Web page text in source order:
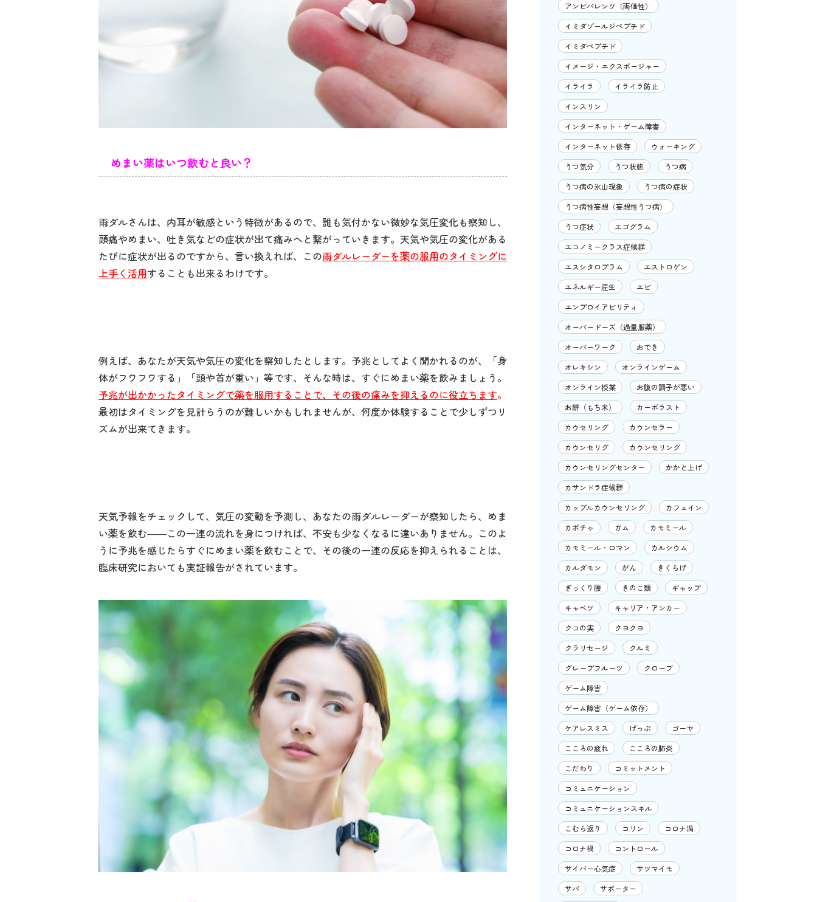
めまい薬はいつ飲むと良い？
雨ダルさんは、内耳が敏感という特徴があるので、誰も気付かない微妙な気圧変化も察知し、
頭痛やめまい、吐き気などの症状が出て痛みへと繋がっていきます。天気や気圧の変化がある
たびに症状が出るのですから、言い換えれば、この雨ダルレーダーを薬の服用のタイミングに
上手く活用することも出来るわけです。
例えば、あなたが天気や気圧の変化を察知したとします。予兆としてよく聞かれるのが、「身
体がフワフワする」「頭や首が重い」等です、そんな時は、すぐにめまい薬を飲みましょう。
予兆が出かかったタイミングで薬を服用することで、その後の痛みを抑えるのに役立ちます。
最初はタイミングを見計らうのが難しいかもしれませんが、何度か体験することで少しずつリ
ズムが出来てきます。
天気予報をチェックして、気圧の変動を予測し、あなたの雨ダルレーダーが察知したら、めま
い薬を飲む――この一連の流れを身につければ、不安も少なくなるに違いありません。このよ
うに予兆を感じたらすぐにめまい薬を飲むことで、その後の一連の反応を抑えられることは、
臨床研究においても実証報告がされています。
アンビバレンツ（両価性）
イミダゾールジペプチド
イミダペプチド
イメージ・エクスポージャー
イライラ
イライラ防止
インスリン
インターネット・ゲーム障害
インターネット依存
ウォーキング
うつ気分
うつ状態
うつ病
うつ病の氷山現象
うつ病の症状
うつ病性妄想（妄想性うつ病）
うつ症状
エゴグラム
エコノミークラス症候群
エスシタロプラム
エストロゲン
エネルギー産生
エビ
エンプロイアビリティ
オーバードーズ（過量服薬）
オーバーワーク
おでき
オレキシン
オンラインゲーム
オンライン授業
お腹の調子が悪い
お餅（もち米）
カーボラスト
カウセリング
カウンセラー
カウンセリグ
カウンセリング
カウンセリングセンター
かかと上げ
カサンドラ症候群
カップルカウンセリング
カフェイン
カボチャ
ガム
カモミール
カモミール・ロマン
カルシウム
カルダモン
がん
きくらげ
ぎっくり腰
きのこ類
ギャップ
キャベツ
キャリア・アンカー
クコの実
クヨクヨ
クラリセージ
クルミ
グレープフルーツ
クローブ
ゲーム障害
ゲーム障害（ゲーム依存）
ケアレスミス
げっぷ
ゴーヤ
こころの疲れ
こころの肺炎
こだわり
コミットメント
コミュニケーション
コミュニケーションスキル
こむら返り
コリン
コロナ渦
コロナ禍
コントロール
サイバー心気症
サツマイモ
サバ
サポーター